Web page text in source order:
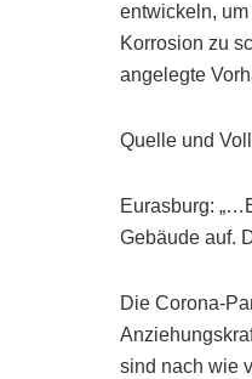
entwickeln,
Korrosion zu
angelegte
Quelle und
Eurasburg:
Gebäude auf.
Die Corona-
sind nach wie